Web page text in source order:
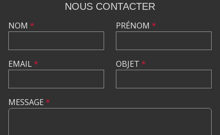
NOUS CONTACTER
NOM *
EMAIL*
PRÉNOM *
OBJET *
MESSAGE *